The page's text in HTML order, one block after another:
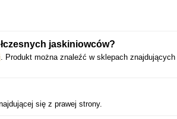
jaskiniowców?
. Produkt można znaleźć w sklepach znajdujących
się z prawej strony.